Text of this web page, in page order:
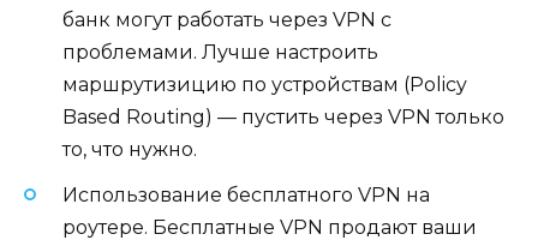
банк могут работать через VPN с
проблемами. Лучше настроить
маршрутизицию по устройствам (Policy
Based Routing) — пустить через VPN только
то, что нужно.
Использование бесплатного VPN на
роутере. Бесплатные VPN продают ваши